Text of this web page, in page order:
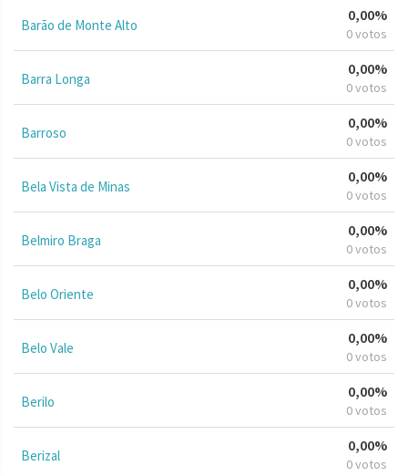
Barão de Monte Alto
0,00%
0 votos
Barra Longa
0,00%
0 votos
Barroso
0,00%
0 votos
Bela Vista de Minas
0,00%
0 votos
Belmiro Braga
0,00%
0 votos
Belo Oriente
0,00%
0 votos
Belo Vale
0,00%
0 votos
Berilo
0,00%
0 votos
Berizal
0,00%
0 votos